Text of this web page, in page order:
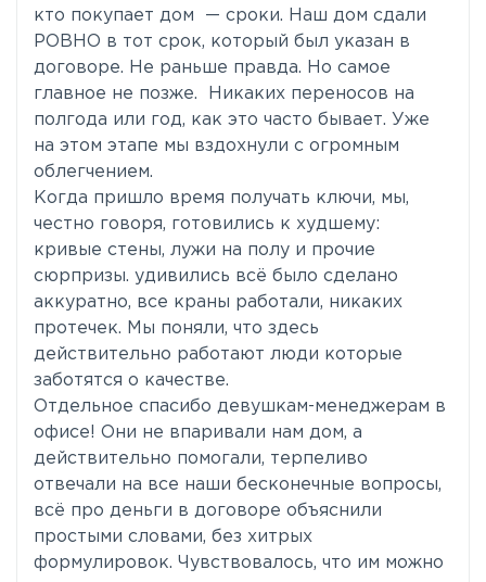
кто покупает дом — сроки. Наш дом сдали
РОВНО в тот срок, который был указан в
договоре. Не раньше правда. Но самое
главное не позже. Никаких переносов на
полгода или год, как это часто бывает. Уже
на этом этапе мы вздохнули с огромным
облегчением.
Когда пришло время получать ключи, мы,
честно говоря, готовились к худшему:
кривые стены, лужи на полу и прочие
сюрпризы. удивились всё было сделано
аккуратно, все краны работали, никаких
протечек. Мы поняли, что здесь
действительно работают люди которые
заботятся о качестве.
Отдельное спасибо девушкам-менеджерам в
офисе! Они не впаривали нам дом, а
действительно помогали, терпеливо
отвечали на все наши бесконечные вопросы,
всё про деньги в договоре объяснили
простыми словами, без хитрых
формулировок. Чувствовалось, что им можно